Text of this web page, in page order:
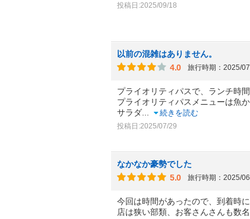
投稿日:2025/09/18
以前の混雑はありません。
4.0
旅行時期：2025/07
プライオリティパスで、ランチ時間
プライオリティパスメニューは魚
サラダ
続きを読む
投稿日:2025/07/29
なかなか豪勢でした
5.0
旅行時期：2025/06
今回は時間があったので、到着時
店は狭い部類、お客さんさんも数